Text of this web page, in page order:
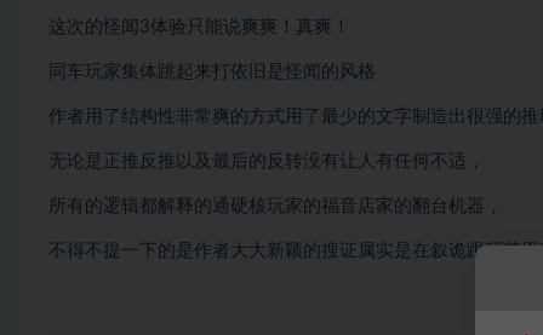
这次的怪闻3体验只能说爽爽！真爽！
同车玩家集体跳起来打依旧是怪闻的风格
作者用了结构性非常爽的方式用了最少的文字制造出很强的推
无论是正推反推以及最后的反转没有让人有任何不适，
所有的逻辑都解释的通硬核玩家的福音店家的翻台机器，
不得不提一下的是作者大大新颖的搜证属实是在叙诡跟环节